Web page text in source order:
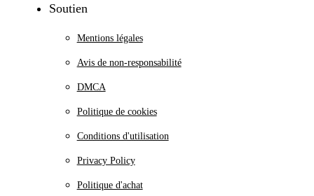
Soutien
Mentions légales
Avis de non-responsabilité
DMCA
Politique de cookies
Conditions d'utilisation
Privacy Policy
Politique d'achat